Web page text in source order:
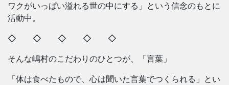
ワクがいっぱい溢れる世の中にする」という信念のもとに
活動中。
◇ ◇ ◇ ◇ ◇
そんな嶋村のこだわりのひとつが、「言葉」
「体は食べたもので、心は聞いた言葉でつくられる」とい